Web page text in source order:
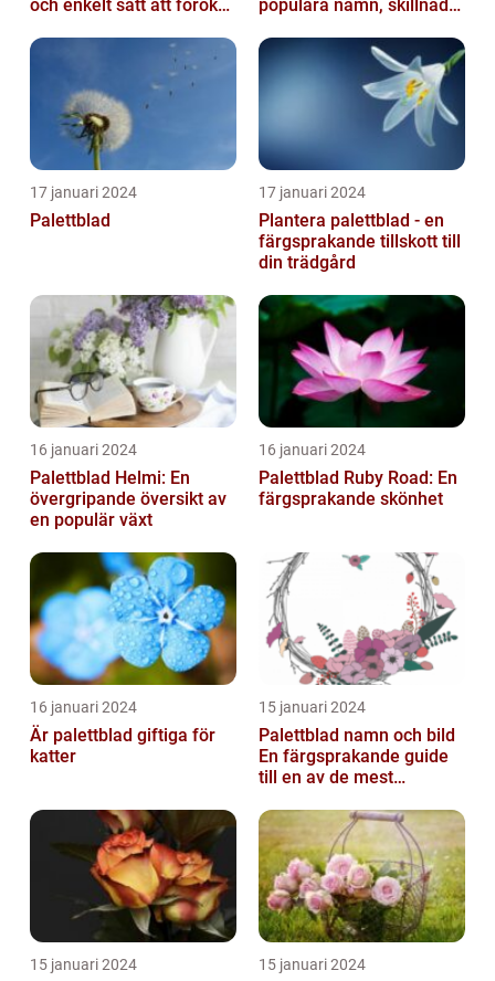
och enkelt sätt att föröka
populära namn, skillnader
17 januari 2024
Palettblad
17 januari 2024
Plantera palettblad - en
färgsprakande tillskott till
din trädgård
16 januari 2024
Palettblad Helmi: En
övergripande översikt av
en populär växt
16 januari 2024
Palettblad Ruby Road: En
färgsprakande skönhet
16 januari 2024
Är palettblad giftiga för
katter
15 januari 2024
Palettblad namn och bild
En färgsprakande guide
till en av de mest
inomhusväxterna
15 januari 2024 15 januari 2024